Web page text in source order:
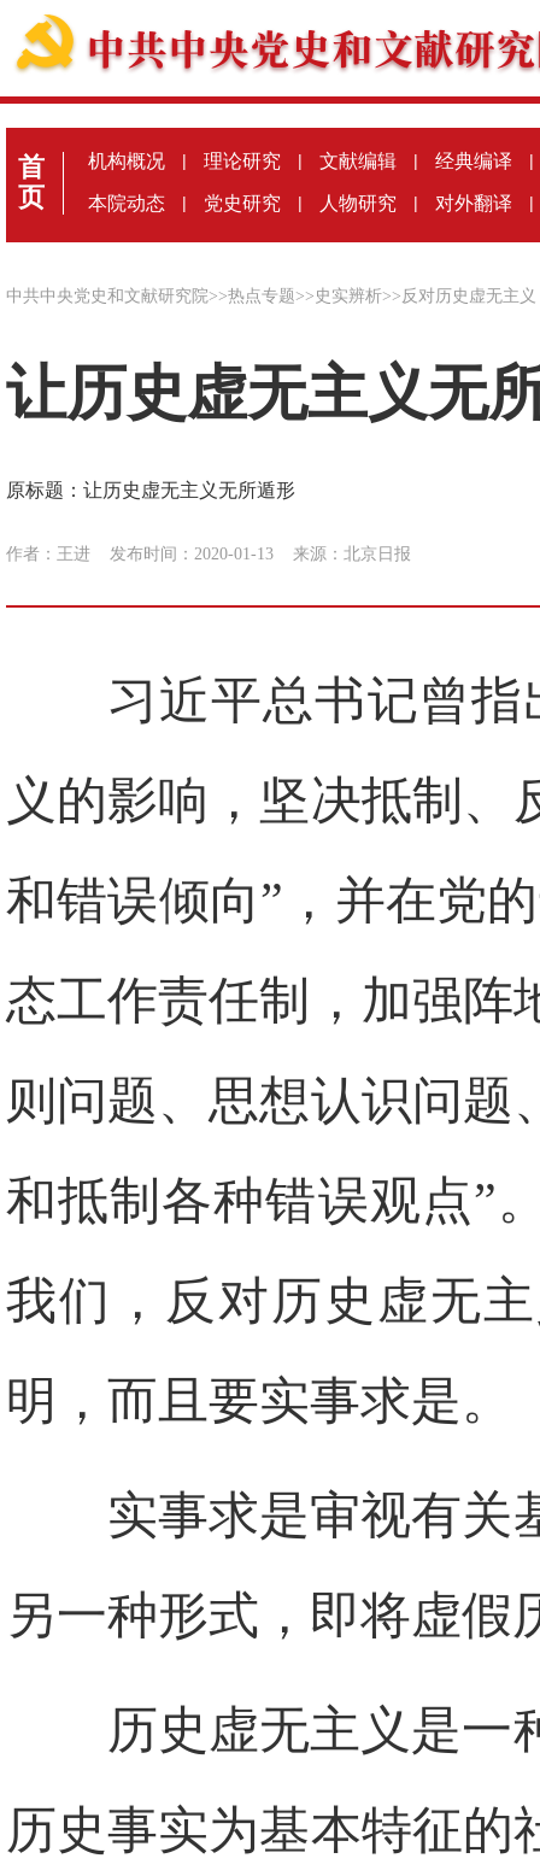
首
页
机构概况 | 理论研究 | 文献编辑 | 经典编译 |
本院动态 | 党史研究 | 人物研究 | 对外翻译 |
中共中央党史和文献研究院>>热点专题>> 史实辨析>>反对历史虚无主义
让历史虚无主义无
原标题：让历史虚无主义无所遁形
作者：王进 发布时间：2020-01-13 来源： 北京日报
习近平总书记曾
义的影响，坚决抵制
和错误倾向”，并在党
态工作责任制，加强阵
则问题、思想认识问题
和抵制各种错误观点”
我们，反对历史虚无
明，而且要实事求是。
实事求是审视有关
另一种形式，即将虚假
历史虚无主义是一
历史事实为基本特征的